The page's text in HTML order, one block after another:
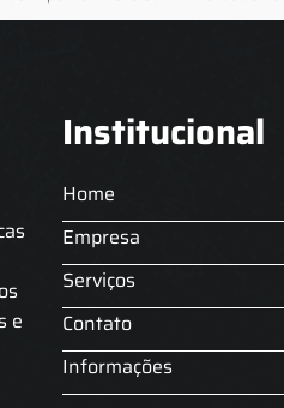
e
Institucional
Home
Empresa
Serviços
Contato
Informações